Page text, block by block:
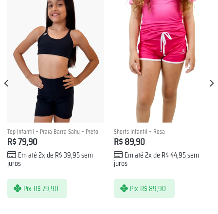
Top Infantil – Praia Barra Sahy – Preto
R$79,90
Em até 2x de R$39,95sem
juros
Pix R$79,90
Lista de
Desejos
Shorts Infantil – Rosa
R$89,90
Em até 2x de R$44,95sem
juros
Pix R$89,90